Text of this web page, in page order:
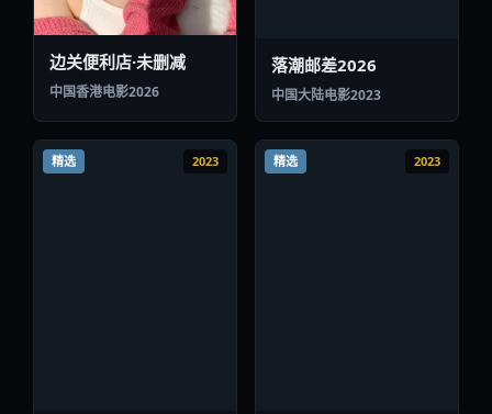
边关便利店·未删减
中国香港电影2026
落潮邮差2026
中国大陆电影
精选 2023 精选 2023